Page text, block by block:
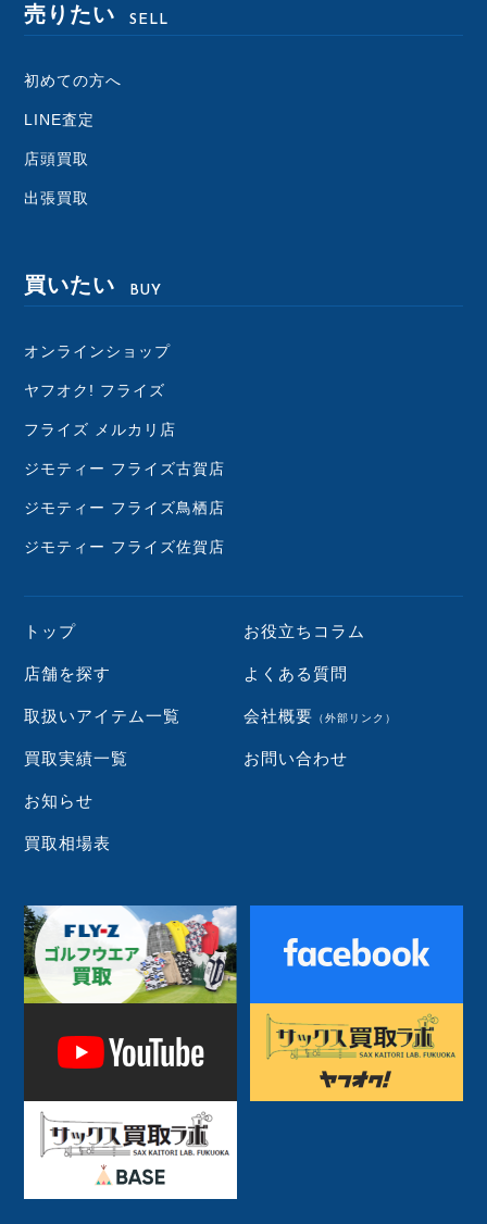
売りたい SELL
初めての方へ
LINE査定
店頭買取
出張買取
買いたい BUY
オンラインショップ
ヤフオク! フライズ
フライズ メルカリ店
ジモティー フライズ古賀店
ジモティー フライズ鳥栖店
ジモティー フライズ佐賀店
トップ
店舗を探す
取扱いアイテム一覧
買取実績一覧
お知らせ
買取相場表
お役立ちコラム
よくある質問
会社概要 （外部リンク）
お問い合わせ